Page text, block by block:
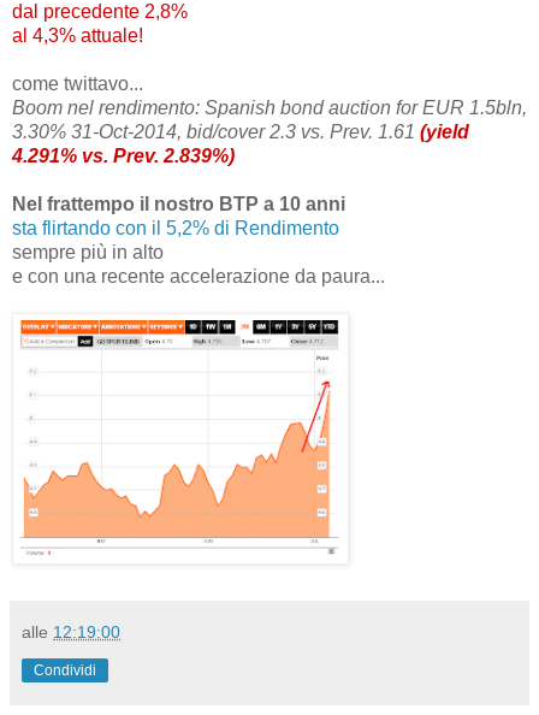
dal precedente 2,8%
al 4,3% attuale!
come twittavo...
Boom nel rendimento: Spanish bond auction for EUR 1.5bln,
3.30% 31-Oct-2014, bid/cover 2.3 vs. Prev. 1.61 (yield
4.291% vs. Prev. 2.839%)
Nel frattempo il nostro BTP a 10 anni
sta flirtando con il 5,2% di Rendimento
sempre più in alto
e con una recente accelerazione da paura...
alle 12:19:00
Condividi